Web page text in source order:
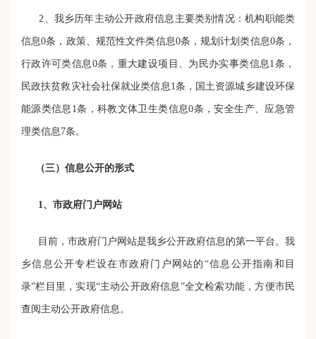
2、我乡历年主动公开政府信息主要类别情况：机构职能类
信息0条，政策、规范性文件类信息0条，规划计划类信息0条，
行政许可类信息0条，重大建设项目、为民办实事类信息1条，
民政扶贫救灾社会社保就业类信息1条，国土资源城乡建设环保
能源类信息1条，科教文体卫生类信息0条，安全生产、应急管
理类信息7条。
（三）信息公开的形式
1 、市政府门户网站
目前，市政府门户网站是我乡公开政府信息的第一平台。我
乡信息公开专栏设在市政府门户网站的“信息公开指南和目
录”栏目里，实现“主动公开政府信息”全文检索功能，方便市民
查阅主动公开政府信息。